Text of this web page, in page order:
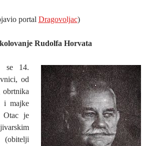
portal Dragovoljac)
Rudolfa Horvata
se 14.
od
obrtnika
i majke
Otac je
(obitelji